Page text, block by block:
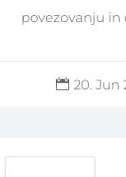
povezovanju in
 20. Jun